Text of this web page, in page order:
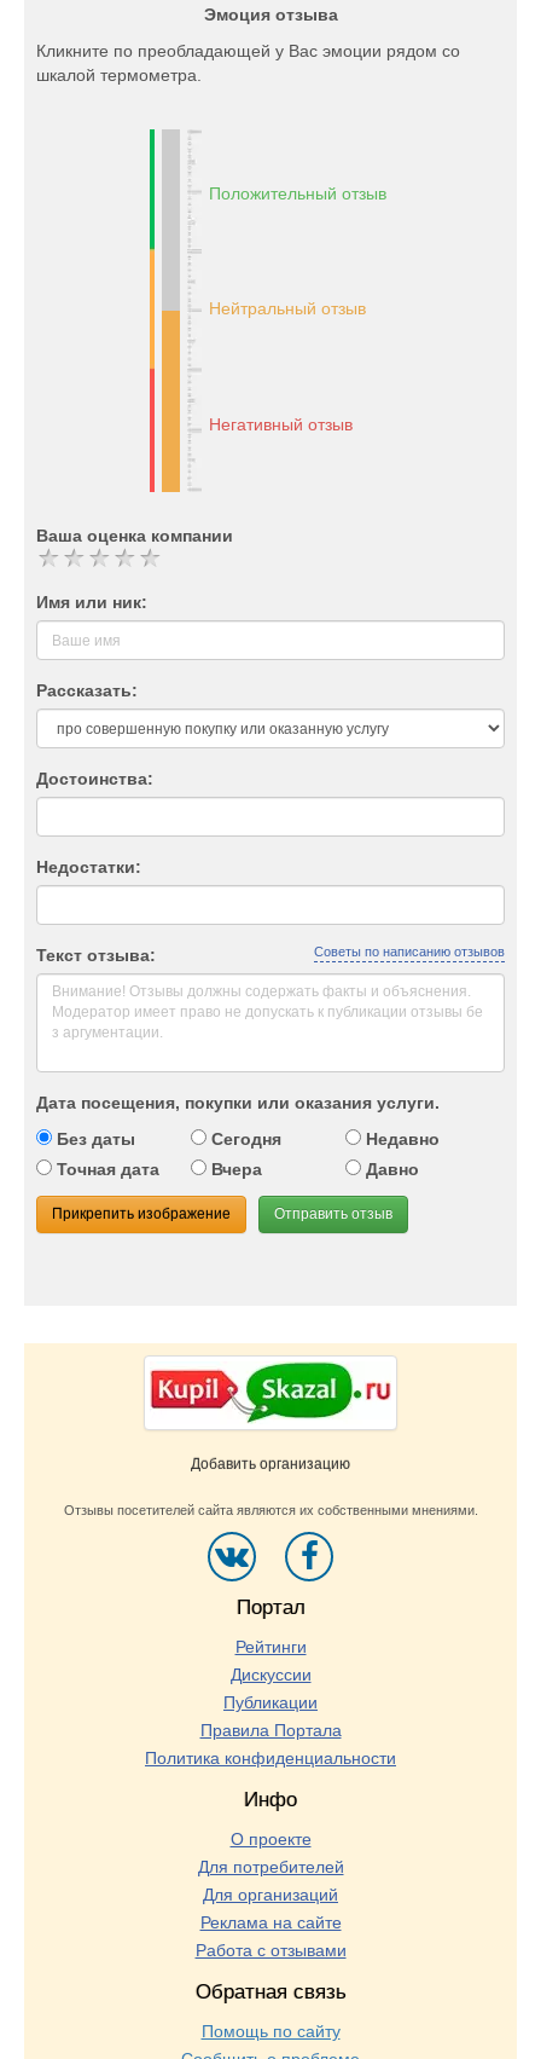
Эмоция отзыва
Кликните по преобладающей у Вас эмоции рядом со
шкалой термометра.
Положительный отзыв
Нейтральный отзыв
Негативный отзыв
Ваша оценка компании
Имя или ник:
Рассказать:
Достоинства:
Недостатки:
Текст отзыва: Советы по написанию отзывов
Дата посещения, покупки или оказания услуги.
Без даты
Сегодня
Недавно
Точная дата
Вчера Давно
Прикрепить изображение Отправить отзыв
Добавить организацию
Отзывы посетителей сайта являются их собственными мнениями.
Портал
Рейтинги
Дискуссии
Публикации
Правила Портала
Политика конфиденциальности
Инфо
О проекте
Для потребителей
Для организаций
Реклама на сайте
Работа с отзывами
Обратная связь
Помощь по сайту